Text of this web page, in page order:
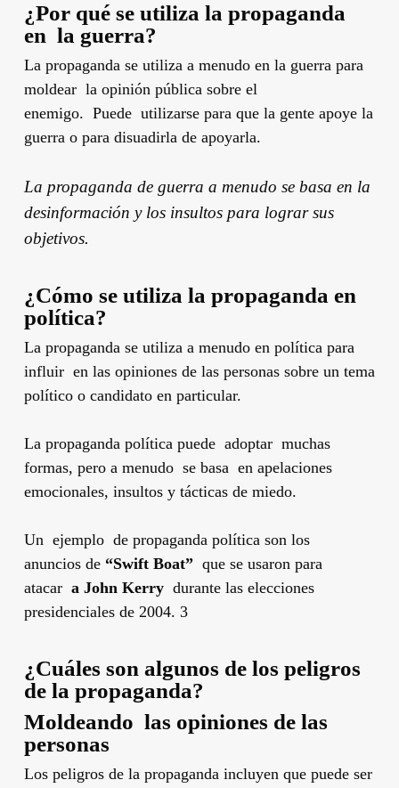
¿Por qué se utiliza la propaganda
en la guerra?
La propaganda se utiliza a menudo en la guerra para
moldear la opinión pública sobre el
enemigo. Puede utilizarse para que la gente apoye la
guerra o para disuadirla de apoyarla.
La propaganda de guerra a menudo se basa en la
desinformación y los insultos para lograr sus
objetivos.
¿Cómo se utiliza la propaganda en
política?
La propaganda se utiliza a menudo en política para
influir en las opiniones de las personas sobre un tema
político o candidato en particular.
La propaganda política puede adoptar muchas
formas, pero a menudo se basa en apelaciones
emocionales, insultos y tácticas de miedo.
Un ejemplo de propaganda política son los
anuncios de “Swift Boat”que se usaron para
atacar a John Kerrydurante las elecciones
presidenciales de 2004. 3
¿Cuáles son algunos de los peligros
de la propaganda?
Moldeando las opiniones de las
personas
Los peligros de la propaganda incluyen que puede ser